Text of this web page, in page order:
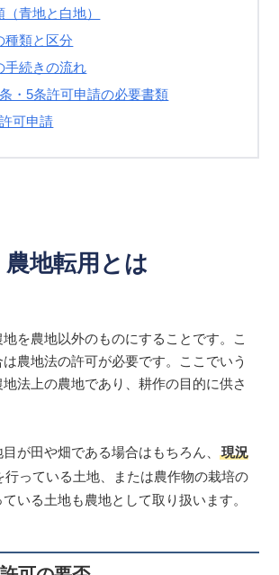
青地と白地）
種類と区分
手続きの流れ
・5条許可申請の必要書類
可申請
農地転用とは
を農地以外のものにすることです。こ
農地法の許可が必要です。ここでいう
地法上の農地であり、耕作の目的に供さ
が田や畑である場合はもちろん、現況
行っている土地、または農作物の栽培の
いる土地も農地として取り扱います。